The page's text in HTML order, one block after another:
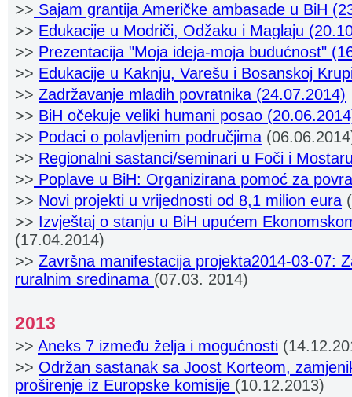
>> Sajam grantija Američke ambasade u BiH
>> Edukacije u Modriči, Odžaku i Maglaju
>> Prezentacija "Moja ideja-moja budućnost"
>> Edukacije u Kaknju, Varešu i Bosanskoj
>> Zadržavanje mladih povratnika (24.07.2014)
>> BiH očekuje veliki humani posao
>> Podaci o polavljenim područjima
>> Regionalni sastanci/seminari u Foči i
>> Poplave u BiH: Organizirana pomoć za
>> Novi projekti u vrijednosti od 8,1 milion eura
>> Izvještaj o stanju u BiH upućem
(17.04.2014)
>> Završna manifestacija projekta2014-03-07:
ruralnim sredinama (07.03. 2014)
2013
>> Aneks 7 između želja i mogućnosti
>> Održan sastanak sa Joost Korteom,
proširenje iz Europske komisije (10.12.2013)